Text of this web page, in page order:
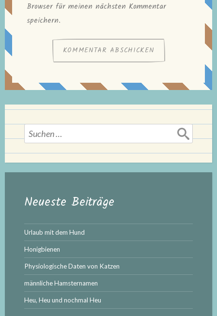
Browser für meinen nächsten Kommentar
speichern.
Suchen
nach:
Neueste Beiträge
Urlaub mit dem Hund
Honigbienen
Physiologische Daten von Katzen
männliche Hamsternamen
Heu, Heu und nochmal Heu